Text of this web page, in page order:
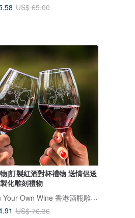
US$ 65.00
|訂製紅酒對杯禮物 送情侶送
化雕刻禮物
Design Your Own Wine 香港酒瓶雕刻禮品專門店
US$ 76.36